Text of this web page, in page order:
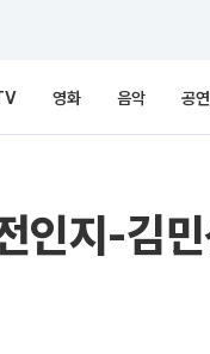
영화 음악 공
인지-김